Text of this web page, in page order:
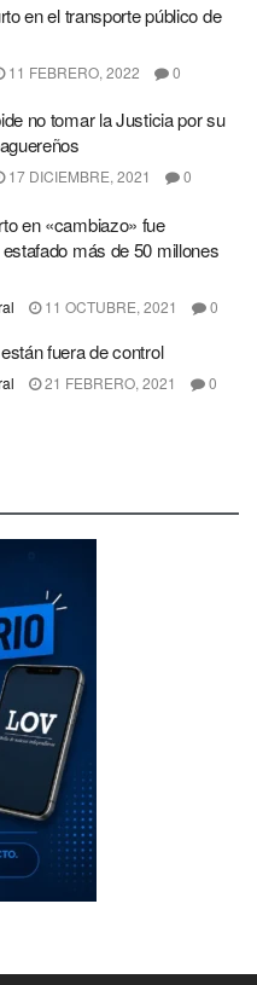
en el transporte público de
11 FEBRERO, 2022 0
no tomar la Justicia por su
17 DICIEMBRE, 2021 0
en «cambiazo» fue
más de 50 millones
11 OCTUBRE, 2021 0
fuera de control
21 FEBRERO, 2021 0